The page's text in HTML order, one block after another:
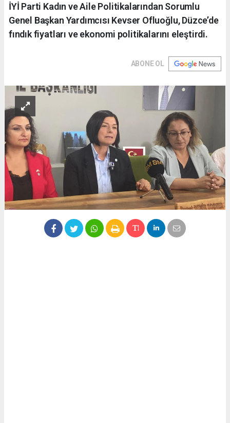
İYİ Parti Kadın ve Aile Politikalarından Sorumlu
Genel Başkan Yardımcısı Kevser Ofluoğlu, Düzce’de
fındık fiyatları ve ekonomi politikalarını eleştirdi.
ABONE OL